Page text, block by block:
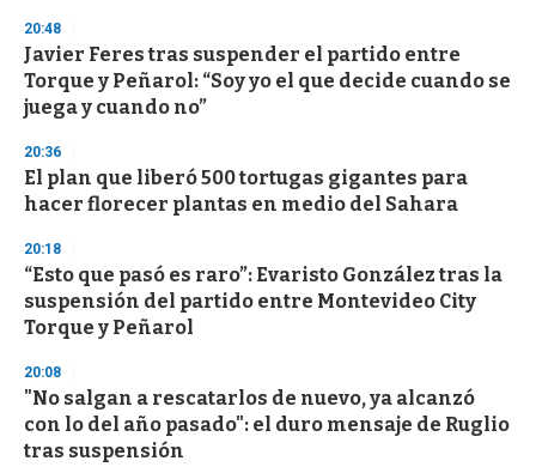
20:48
Javier Feres tras suspender el partido entre
Torque y Peñarol: “Soy yo el que decide cuando se
juega y cuando no”
20:36
El plan que liberó 500 tortugas gigantes para
hacer florecer plantas en medio del Sahara
20:18
“Esto que pasó es raro”: Evaristo González tras la
suspensión del partido entre Montevideo City
Torque y Peñarol
20:08
"No salgan a rescatarlos de nuevo, ya alcanzó
con lo del año pasado": el duro mensaje de Ruglio
tras suspensión